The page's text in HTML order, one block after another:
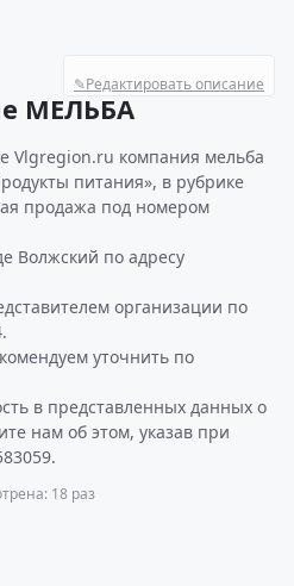
✎Редактировать описание
МЕЛЬБА
Vlgregion.ru компания мельба
питания», в рубрике
продажа под номером
Волжский по адресу
организации по
уточнить по
в представленных данных о
нам об этом, указав при
18 раз